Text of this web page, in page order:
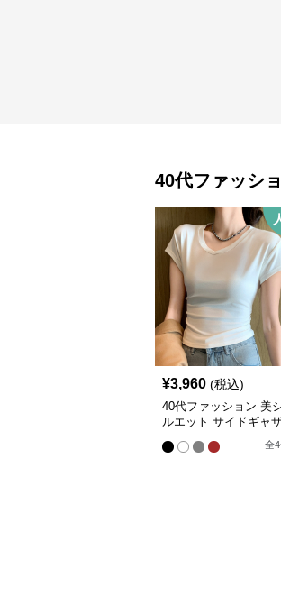
40代ファッシ
¥3,960 (税込)
40代ファッション 美
ルエット サイドギャ
ー Vネック半袖Tシャ
全4